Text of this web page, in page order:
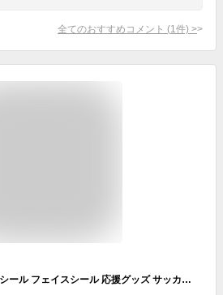
全てのおすすめコメント (1 件) >
【楽天1位獲得】タトゥーシール フェイスシール 応援グッズ サッカー フェイスペイント｜ワールドカップ フェイスステッカー タトゥーステッカー 日の丸 日本代表 ジャパン シールペイント ボディシール ボディーペイント 1000円 ぽっきり WBC 2023 バレーボール ラグビー